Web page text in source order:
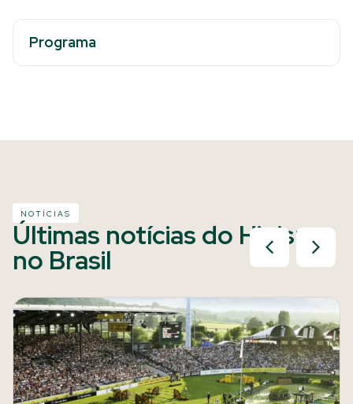
Programa
NOTÍCIAS
Últimas notícias do Hipismo
no Brasil